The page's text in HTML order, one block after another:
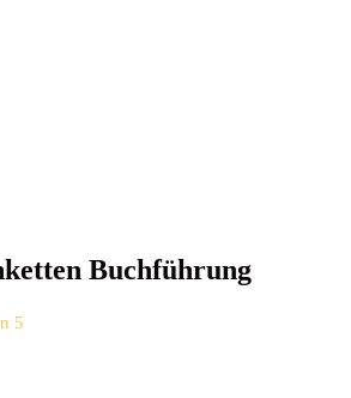
Buchführung
5